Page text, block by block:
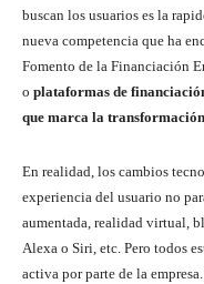
buscan los usuarios es la
nueva competencia que ha
Fomento de la Financiación
o plataformas de
que marca la
En realidad, los cambios
experiencia del usuario no
aumentada, realidad virtual,
Alexa o Siri, etc. Pero todos
activa por parte de la empresa.